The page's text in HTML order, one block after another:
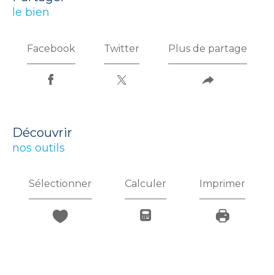
le bien
Facebook Twitter Plus de partage
découvrir
nos outils
Sélectionner Calculer Imprimer